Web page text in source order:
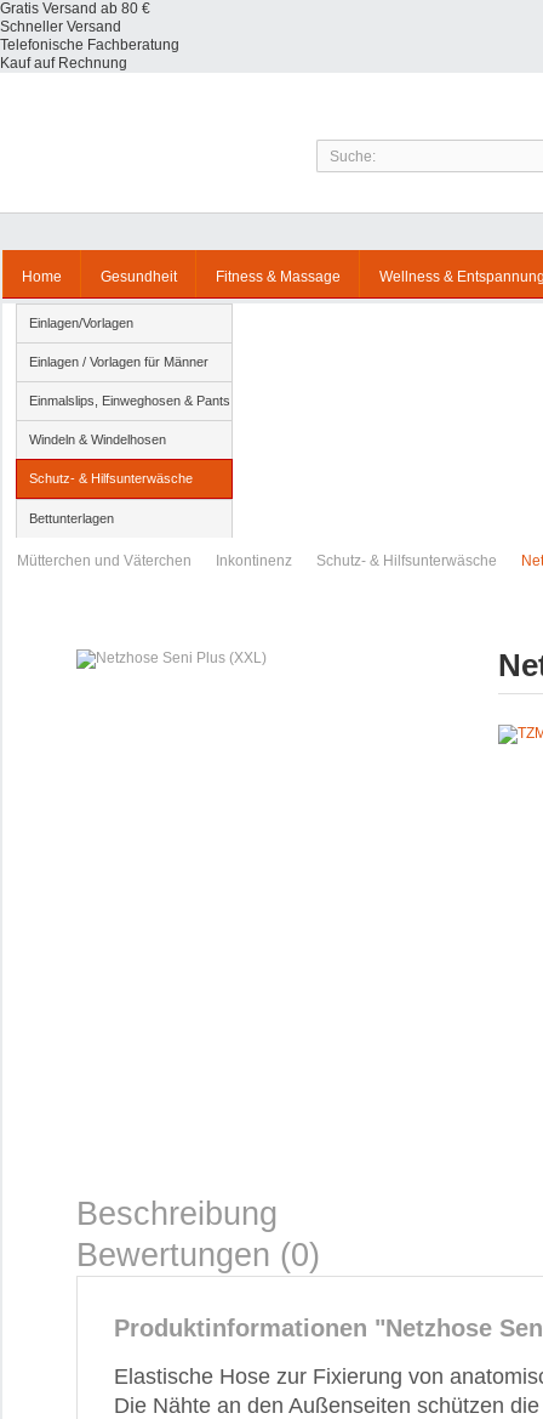
Gratis Versand ab 80 €
Schneller Versand
Telefonische Fachberatung
Kauf auf Rechnung
Home Gesundheit Fitness & Massage Wellness &
Einlagen/Vorlagen
Einlagen / Vorlagen für Männer
Einmalslips, Einweghosen & Pants
Windeln & Windelhosen
Schutz- & Hilfsunterwäsche
Bettunterlagen
Mütterchen und Väterchen Inkontinenz Schutz- & Hilfsunterwäsche
Beschreibung
Bewertungen (0)
Produktinformationen "Netzhose
Elastische Hose zur Fixierung von
Die Nähte an den Außenseiten schützen